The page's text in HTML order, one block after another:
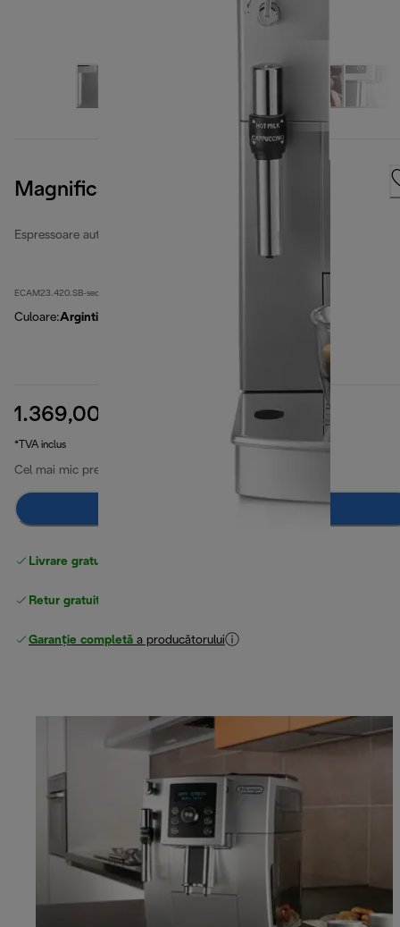
Magnifica S
Espressoare automate recondiționate
ECAM23.420.SB-second
Culoare:Argintiu
1.369,00 RON 2.239,00 RON preț inițial 2.239,00 RON
(-39 %)
*TVA inclus
Cel mai mic preț din ultimele 30 de zile
Livrare gratuită standard
Retur gratuit
Garanție completă a producătorului